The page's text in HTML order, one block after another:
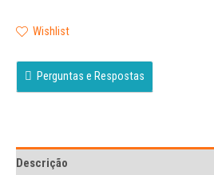
Wishlist
Perguntas e Respostas
Descrição